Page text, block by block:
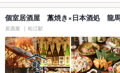
個室居酒屋 藁焼き×日本酒処 龍
居酒屋 松江駅